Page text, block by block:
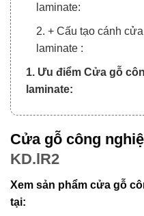
laminate:
2. + Cấu tạo cánh
laminate :
1. Ưu điểm Cửa gỗ
laminate:
Cửa gỗ công
KD.lR2
Xem sản phẩm cửa gỗ
tại: